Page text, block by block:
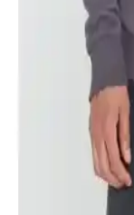
Altınyılz
%100 Pamuk
Altınyılz Classics
yaka tişört, şıklık ve
kombinleriniz için
Altınyılz<dı>z